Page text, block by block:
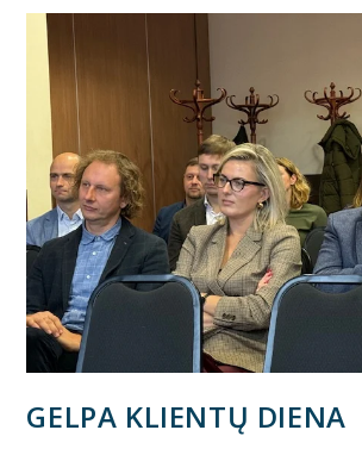
GELPA KLIENTŲ DIENA